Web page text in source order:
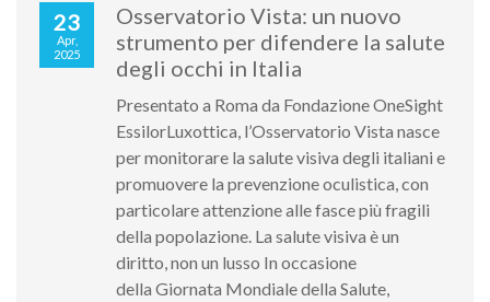
23
Apr,
2025
Osservatorio Vista: un nuovo
strumento per difendere la salute
degli occhi in Italia
Presentato a Roma da Fondazione OneSight
EssilorLuxottica, l’Osservatorio Vista nasce
per monitorare la salute visiva degli italiani e
promuovere la prevenzione oculistica, con
particolare attenzione alle fasce più fragili
della popolazione. La salute visiva è un
diritto, non un lusso In occasione
della Giornata Mondiale della Salute,